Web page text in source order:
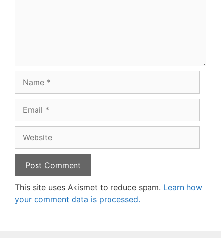
This site uses Akismet to reduce spam. Learn how
your comment data is processed.